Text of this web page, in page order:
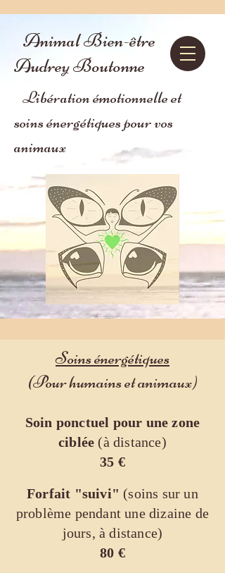
Animal Bien-être
Audrey Boutonne
Libération émotionnelle et
soins énergétiques pour vos
animaux
Soinsénergétiques
(Pour humains et animaux)
Soin ponctuel pour une zone
ciblée (à distance)
35 €
Forfait "suivi" (soins sur un
problème pendant une dizaine de
jours, à distance)
80 €